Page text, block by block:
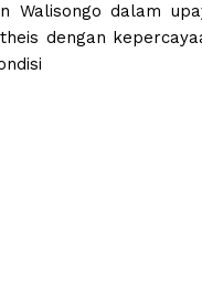
Walisongo dalam
dengan